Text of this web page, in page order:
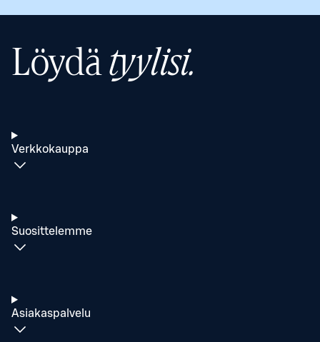
Löydätyylisi.
Verkkokauppa
Suosittelemme
Asiakaspalvelu